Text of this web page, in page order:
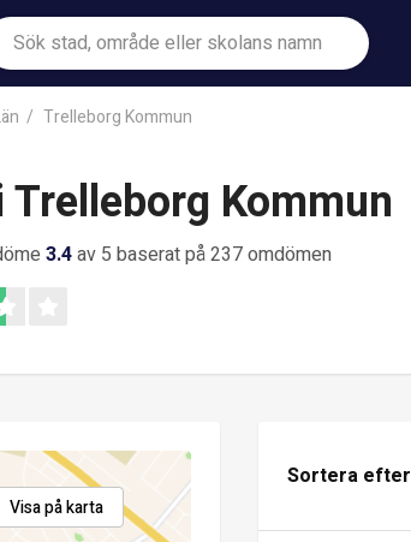
Trelleborg Kommun
Trelleborg Kommun
3.4av 5 baserat på 237 omdömen
Visa på karta
Sortera efter